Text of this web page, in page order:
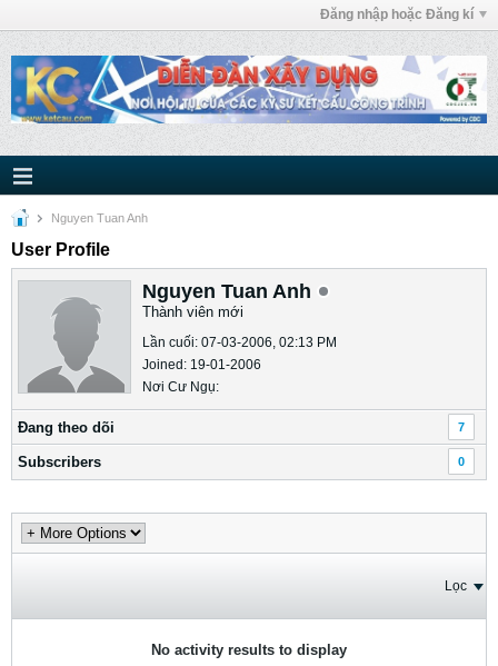
Đăng nhập hoặc Đăng kí
Nguyen Tuan Anh
User Profile
Nguyen Tuan Anh
Thành viên mới
Lần cuối: 07-03-2006, 02:13 PM
Joined: 19-01-2006
Nơi Cư Ngụ:
Ðang theo dõi 7
Subscribers 0
Lọc
No activity results to display